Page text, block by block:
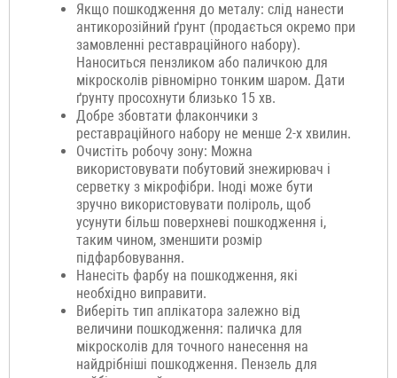
Якщо пошкодження до металу: слід нанести
антикорозійний ґрунт (продається окремо при
замовленні реставраційного набору).
Наноситься пензликом або паличкою для
мікросколів рівномірно тонким шаром. Дати
ґрунту просохнути близько 15 хв.
Добре збовтати флакончики з
реставраційного набору не менше 2-х хвилин.
Очистіть робочу зону: Можна
використовувати побутовий знежирювач і
серветку з мікрофібри. Іноді може бути
зручно використовувати поліроль, щоб
усунути більш поверхневі пошкодження і,
таким чином, зменшити розмір
підфарбовування.
Нанесіть фарбу на пошкодження, які
необхідно виправити.
Виберіть тип аплікатора залежно від
величини пошкодження: паличка для
мікросколів для точного нанесення на
найдрібніші пошкодження. Пензель для